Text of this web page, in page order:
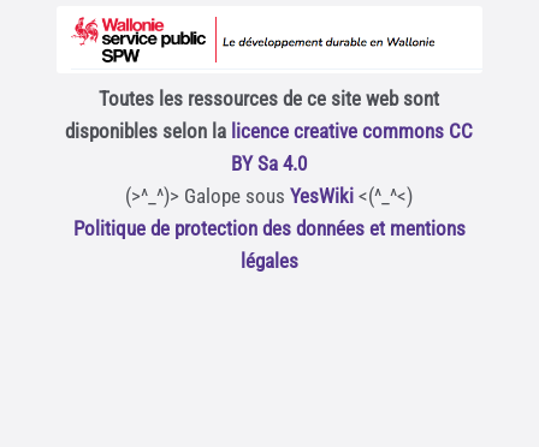
Toutes les ressources de ce site web sont
disponibles selon la licence creative commons CC
BY Sa 4.0
(>^_^)> Galope sousYesWiki <(^_^<)
Politique de protection des données et mentions
légales